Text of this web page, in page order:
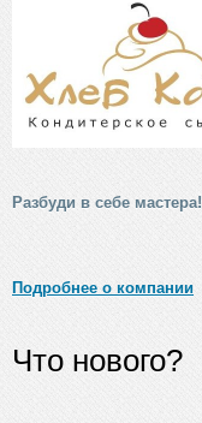
Разбуди в себе мастера!
Подробнее о компании
Что нового?